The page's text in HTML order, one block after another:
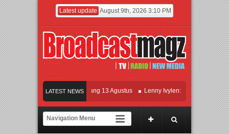
Latest update August 9th, 2026 3:10 PM
LATEST NEWS
KETOK MEJIK Siap Tayang 13 Agustus Lenny Ivylen: 26 Tahun Jaga
dan Universitas Agung Podomoro Jalin Kerja Sama Pendidikan dan Riset untuk